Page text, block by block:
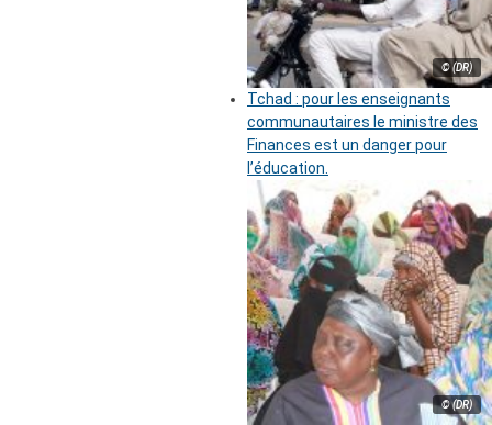
© (DR)
Tchad : pour les enseignants
communautaires le ministre des
Finances est un danger pour
l’éducation.
© (DR)